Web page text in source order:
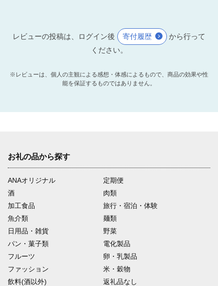
レビューの投稿は、ログイン後 寄付履歴
から行って
ください。
※レビューは、個人の主観による感想・体感によるもので、商品の効果や性
能を保証するものではありません。
お礼の品から探す
ANAオリジナル
定期便
酒
肉類
加工食品
旅行・宿泊・体験
魚介類
麺類
日用品・雑貨
野菜
パン・菓子類
電化製品
フルーツ
卵・乳製品
ファッション
米・穀物
飲料(酒以外)
返礼品なし